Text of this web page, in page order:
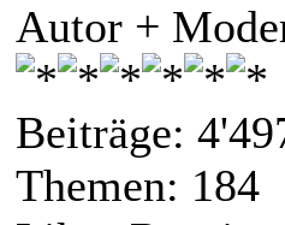
Autor +
Beiträge:
Themen: 184